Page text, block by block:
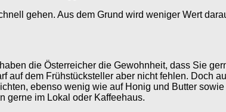
gehen. Aus dem Grund wird weniger Wert
die Österreicher die Gewohnheit, dass Sie
auf dem Frühstücksteller aber nicht fehlen. Doch
ebenso wenig wie auf Honig und Butter
gerne im Lokal oder Kaffeehaus.